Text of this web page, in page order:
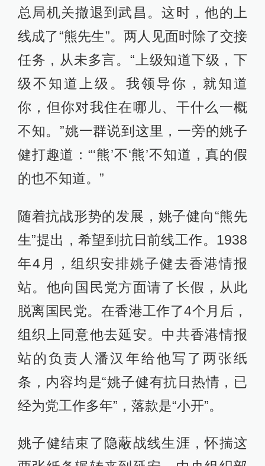
总局机关撤退到武昌。这时，他的上
线成了“熊先生”。两人见面时除了交接
任务，从未多言。“上级知道下级，下
级不知道上级。我领导你，就知道
你，但你对我住在哪儿、干什么一概
不知。”姚一群说到这里，一旁的姚子
健打趣道：“‘熊’不‘熊’不知道，真的假
的也不知道。”
随着抗战形势的发展，姚子健向“熊先
生”提出，希望到抗日前线工作。1938
年4月，组织安排姚子健去香港情报
站。他向国民党方面请了长假，从此
脱离国民党。在香港工作了4个月后，
组织上同意他去延安。中共香港情报
站的负责人潘汉年给他写了两张纸
条，内容均是“姚子健有抗日热情，已
经为党工作多年”，落款是“小开”。
姚子健结束了隐蔽战线生涯，怀揣这